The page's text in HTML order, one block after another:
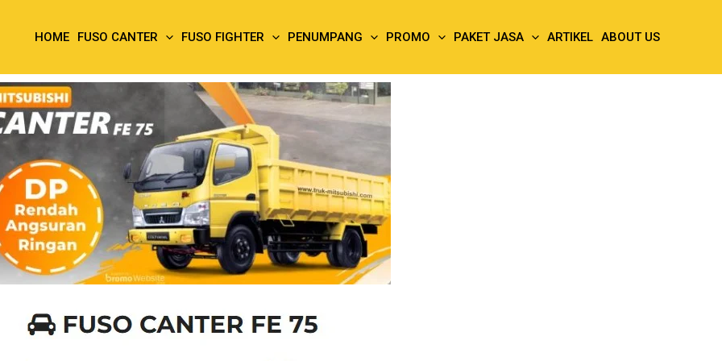
HOME FUSO CANTER FUSO FIGHTER PENUMPANG PROMO PAKET JASA ARTIKEL ABOUT US